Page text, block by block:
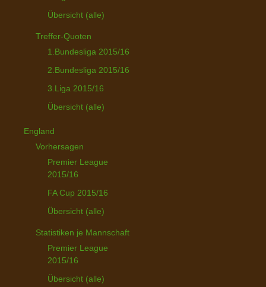
Übersicht (alle)
Treffer-Quoten
1.Bundesliga 2015/16
2.Bundesliga 2015/16
3.Liga 2015/16
Übersicht (alle)
England
Vorhersagen
Premier League
2015/16
FA Cup 2015/16
Übersicht (alle)
Statistiken je Mannschaft
Premier League
2015/16
Übersicht (alle)